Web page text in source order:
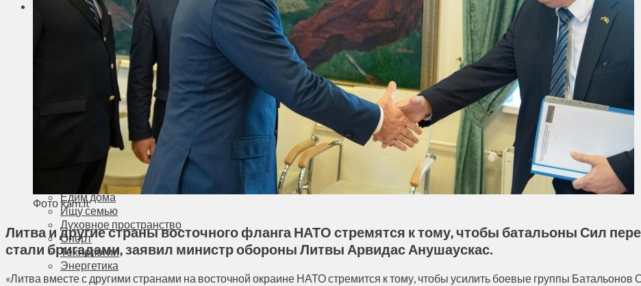
Фоторепортаж
Туризм
ЛК рекомендует
Сеньорам
Образование
Здравоохранение
Происшествия
Приграничье
Агроновости
Едим дома
Ищу семью
Духовное пространство
Спорт
Технологии
Энергетика
Фото kam.lt
Литва и другие страны восточного фланга НАТО стремятся к тому, чтобы батальоны Сил
стали бригадами, заявил министр обороны Литвы Арвидас Анушаускас.
«Литва вместе с другими странами на восточной окраине НАТО стремится к тому, чтобы усилить боевые группы